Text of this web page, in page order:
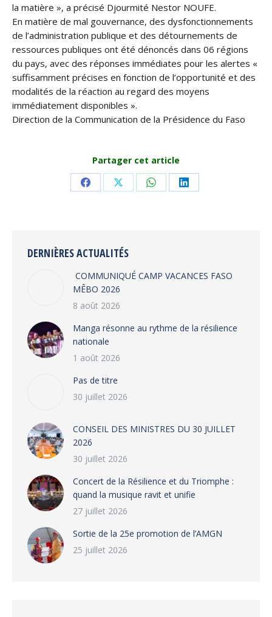
la matière », a précisé Djourmité Nestor NOUFE.
En matière de mal gouvernance, des dysfonctionnements
de l’administration publique et des détournements de
ressources publiques ont été dénoncés dans 06 régions
du pays, avec des réponses immédiates pour les alertes «
suffisamment précises en fonction de l’opportunité et des
modalités de la réaction au regard des moyens
immédiatement disponibles ».
Direction de la Communication de la Présidence du Faso
Partager cet article
Share Share Share Share
DERNIÈRES ACTUALITÉS
COMMUNIQUÉ CAMP VACANCES FASO
MÊBO 2026
8 août 2026
Manga résonne au rythme de la résilience
nationale
1 août 2026
Pas de titre
30 juillet 2026
CONSEIL DES MINISTRES DU 30 JUILLET
2026
30 juillet 2026
‎​Concert de la Résilience et du Triomphe :
quand la musique ravit et unifie
27 juillet 2026
‎Sortie de la 25e promotion de l’AMGN
25 juillet 2026